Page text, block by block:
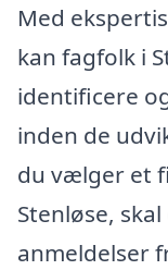
Med
kan fagfolk i
identificere
inden de
du vælger et
Stenløse,
anmeldelser